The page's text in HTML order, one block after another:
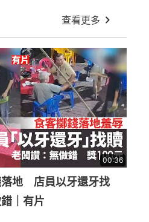
查看更多
00:36
落地 店員以牙還牙找
｜有片